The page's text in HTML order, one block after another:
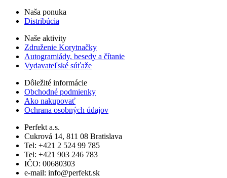
Naša ponuka
Distribúcia
Naše aktivity
Združenie Korytnačky
Autogramiády, besedy a čítanie
Vydavateľské súťaže
Dôležité informácie
Obchodné podmienky
Ako nakupovať
Ochrana osobných údajov
Perfekt a.s.
Cukrová 14, 811 08 Bratislava
Tel: +421 2 524 99 785
Tel: +421 903 246 783
IČO: 00680303
e-mail: info@perfekt.sk